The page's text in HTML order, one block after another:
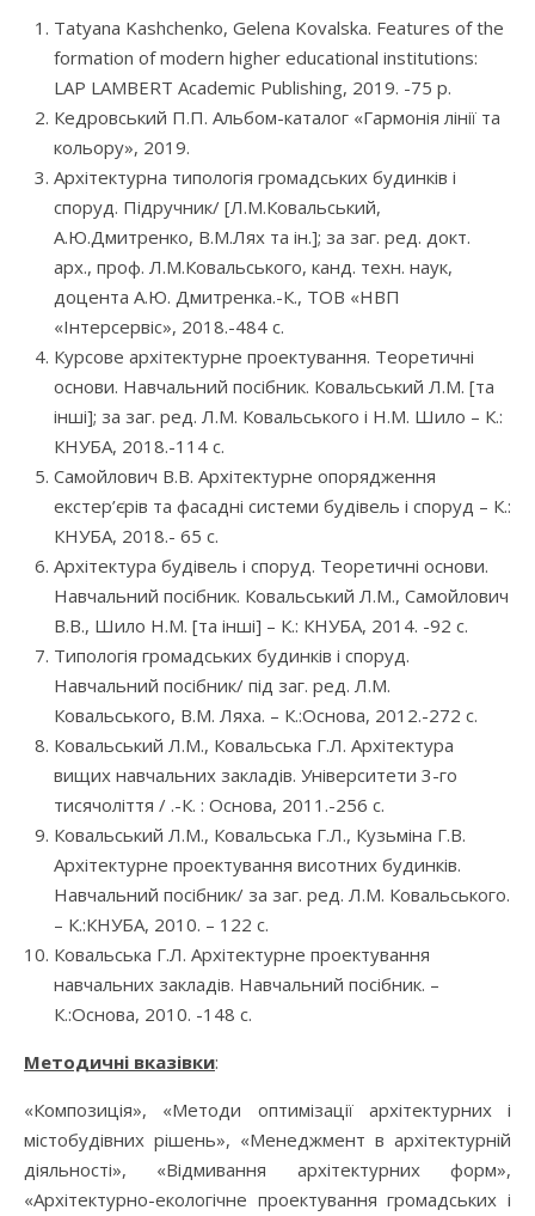
Tatyana Kashchenko, Gelena Kovalska. Features of the
formation of modern higher educational institutions:
LAP LAMBERT Academic Publishing, 2019. -75 p.
Кедровський П.П. Альбом-каталог «Гармонія лінії та
кольору», 2019.
Архітектурна типологія громадських будинків і
споруд. Підручник/ [Л.М.Ковальський,
А.Ю.Дмитренко, В.М.Лях та ін.]; за заг. ред. докт.
арх., проф. Л.М.Ковальського, канд. техн. наук,
доцента А.Ю. Дмитренка.-К., ТОВ «НВП
«Інтерсервіс», 2018.-484 с.
Курсове архітектурне проектування. Теоретичні
основи. Навчальний посібник. Ковальський Л.М. [та
інші]; за заг. ред. Л.М. Ковальського і Н.М. Шило – К.:
КНУБА, 2018.-114 с.
Самойлович В.В. Архітектурне опорядження
екстер’єрів та фасадні системи будівель і споруд – К.:
КНУБА, 2018.- 65 с.
Архітектура будівель і споруд. Теоретичні основи.
Навчальний посібник. Ковальський Л.М., Самойлович
В.В., Шило Н.М. [та інші] – К.: КНУБА, 2014. -92 с.
Типологія громадських будинків і споруд.
Навчальний посібник/ під заг. ред. Л.М.
Ковальського, В.М. Ляха. – К.:Основа, 2012.-272 с.
Ковальський Л.М., Ковальська Г.Л. Архітектура
вищих навчальних закладів. Університети 3-го
тисячоліття / .-К. : Основа, 2011.-256 с.
Ковальський Л.М., Ковальська Г.Л., Кузьміна Г.В.
Архітектурне проектування висотних будинків.
Навчальний посібник/ за заг. ред. Л.М. Ковальського.
– К.:КНУБА, 2010. – 122 с.
Ковальська Г.Л. Архітектурне проектування
навчальних закладів. Навчальний посібник. –
К.:Основа, 2010. -148 с.
Методичні вказівки:
«Композиція», «Методи оптимізації архітектурних і
містобудівних рішень», «Менеджмент в архітектурній
діяльності», «Відмивання архітектурних форм»,
«Архітектурно-екологічне проектування громадських і